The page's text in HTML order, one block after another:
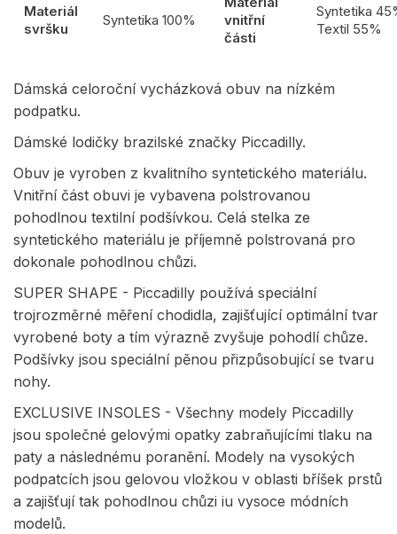
Materiál
svršku
Syntetika 100%
vnitřní
části
Syntetika
Textil 55%
Dámská celoroční vycházková obuv na nízkém
podpatku.
Dámské lodičky brazilské značky Piccadilly.
Obuv je vyroben z kvalitního syntetického materiálu.
Vnitřní část obuvi je vybavena polstrovanou
pohodlnou textilní podšívkou. Celá stelka ze
syntetického materiálu je příjemně polstrovaná pro
dokonale pohodlnou chůzi.
SUPER SHAPE - Piccadilly používá speciální
trojrozměrné měření chodidla, zajišťující optimální tvar
vyrobené boty a tím výrazně zvyšuje pohodlí chůze.
Podšívky jsou speciální pěnou přizpůsobující se tvaru
nohy.
EXCLUSIVE INSOLES - Všechny modely Piccadilly
jsou společné gelovými opatky zabraňujícími tlaku na
paty a následnému poranění. Modely na vysokých
podpatcích jsou gelovou vložkou v oblasti bříšek prstů
a zajišťují tak pohodlnou chůzi iu vysoce módních
modelů.